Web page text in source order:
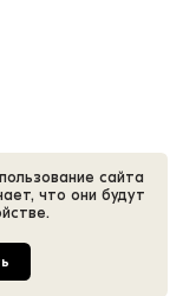
сайта
что они будут